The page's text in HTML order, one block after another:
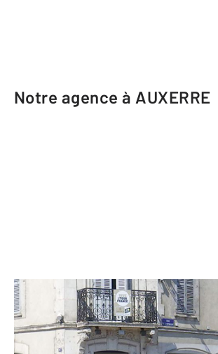
Notre agence à AUXERRE
CENTURY 21 Martinot
107 rue du Pont
AUXERRE - 89000